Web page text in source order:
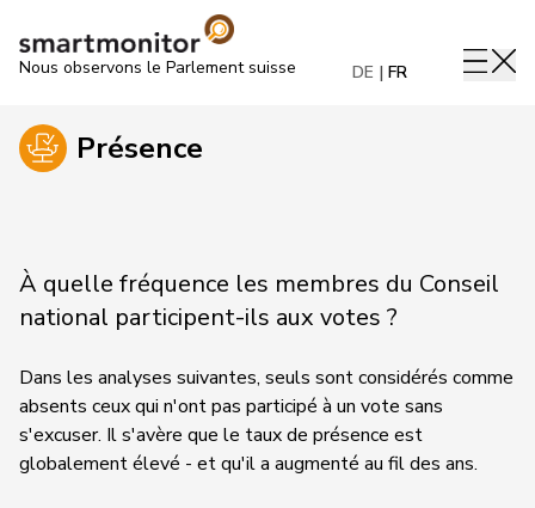
Nous observons le Parlement suisse DE FR
Présence
À quelle fréquence les membres du Conseil
national participent-ils aux votes ?
Dans les analyses suivantes, seuls sont considérés comme
absents ceux qui n'ont pas participé à un vote sans
s'excuser. Il s'avère que le taux de présence est
globalement élevé - et qu'il a augmenté au fil des ans.